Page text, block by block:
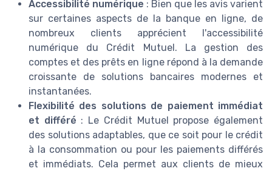
Accessibilité numérique : Bien que les avis varient
sur certaines aspects de la banque en ligne, de
nombreux clients apprécient l'accessibilité
numérique du Crédit Mutuel. La gestion des
comptes et des prêts en ligne répond à la demande
croissante de solutions bancaires modernes et
instantanées.
Flexibilité des solutions de paiement immédiat
et différé : Le Crédit Mutuel propose également
des solutions adaptables, que ce soit pour le crédit
à la consommation ou pour les paiements différés
et immédiats. Cela permet aux clients de mieux